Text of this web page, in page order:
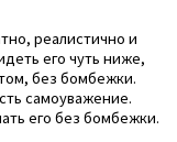
реалистично и
его чуть ниже,
без бомбежки.
самоуважение.
его без бомбежки.